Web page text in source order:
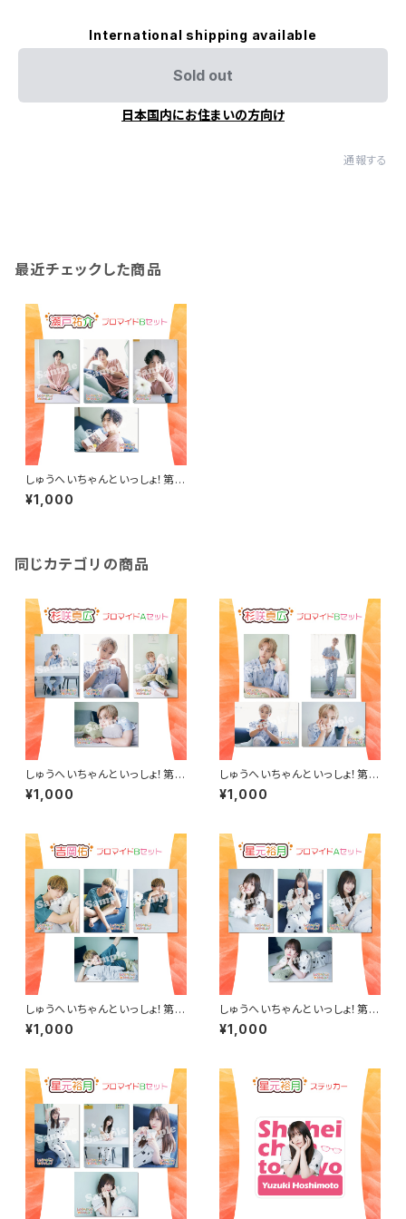
International shipping available
Sold out
日本国内にお住まいの方向け
通報する
最近チェックした商品
しゅうへいちゃんといっしょ！第1
0夜ブロマイドB（瀬戸祐介）
¥1,000
同じカテゴリの商品
しゅうへいちゃんといっしょ！第1
0夜ブロマイドA（杉咲真広）
¥1,000
しゅうへいちゃんといっしょ！第1
0夜ブロマイドB（杉咲真広）
¥1,000
しゅうへいちゃんといっしょ！第1
0夜ブロマイドB（吉岡佑）
¥1,000
しゅうへいちゃんといっしょ！第1
0夜ブロマイドA（星元裕月）
¥1,000